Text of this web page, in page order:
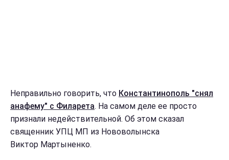
Неправильно говорить, что Константинополь "снял
анафему" с Филарета. На самом деле ее просто
признали недействительной. Об этом сказал
священник УПЦ МП из Нововолынска
Виктор Мартыненко.